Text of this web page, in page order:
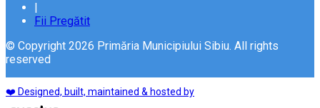
|
Fii Pregătit
© Copyright 2026 Primăria Municipiului Sibiu. All rights
reserved
❤️ Designed, built, maintained & hosted by